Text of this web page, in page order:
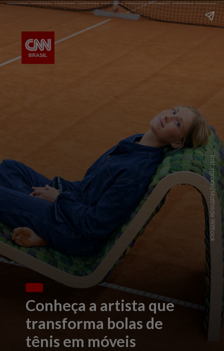
Conheça a artista que
transforma bolas de
tênis em móveis
Instagram/Mathilde Wittock